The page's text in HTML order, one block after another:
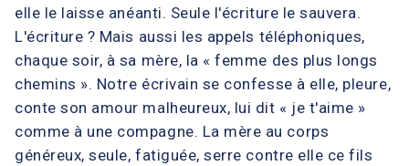
elle le laisse anéanti. Seule l'écriture le sauvera.
L'écriture ? Mais aussi les appels téléphoniques,
chaque soir, à sa mère, la « femme des plus longs
chemins ». Notre écrivain se confesse à elle, pleure,
conte son amour malheureux, lui dit « je t'aime »
comme à une compagne. La mère au corps
généreux, seule, fatiguée, serre contre elle ce fils